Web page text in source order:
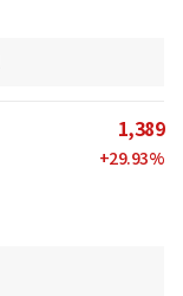
1,389
+29.93%